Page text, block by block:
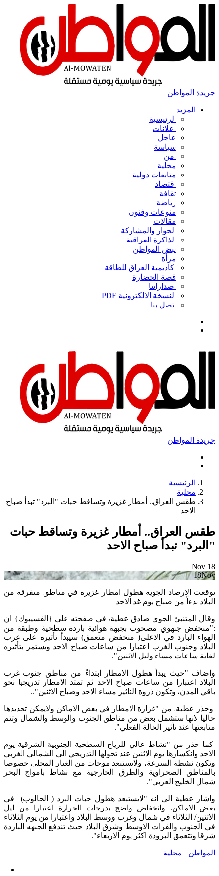
جريدة المواطن
المزيد
الرئيسية
اعلانات
عاجل
سياسة
امن
محلية
متابعات دولية
اقتصاد
ثقافة
رياضة
منوعات وفنون
مقالات
الحوار والمشاركة
الذاكرة العراقية
نبض المواطن
مرأة
اكاديمية العراق للطاقة
قصة الحضارة
اصداراتنا
النسخة الالكترونية PDF
اتصل بنا
جريدة المواطن
الرئيسية
محلية
طقس العراق.. أمطار غزيرة وتساقط حبات "البرد" تبدأ صباح
الاحد
طقس العراق.. أمطار غزيرة وتساقط حبات
"البرد" تبدأ صباح الاحد
18
Nov
18Nov
توقعت الارصاد الجوية هطول امطار غزيرة في مناطق متفرقة من
البلاد بدءاً من صباح يوم غد الاحد
وقال المتنبئ الجوي صادق عطية، في صفحته على {الفسيبوك} ان
:"منخفض جبهوي مصحوب بجبهة هوائية باردة سطحية وطبقة من
الهواء البارد في الاعلى( منخفض متعمق) سيبدأ تأثيره على غرب
البلاد وجنوب الغرب اعتبارا من ساعات صباح الاحد ويستمر بتأثيره
لغاية ساعات مساء وليل الاثنين".
واضاف "حيث يبدأ هطول الامطار ابتداءً من مناطق جنوب غرب
البلاد اعتبارا من ساعات صباح الاحد ثم تمتد الامطار تدريجيا نحو
باقي المدن، وتكون ذروة التاثير مساء الاحد وصباح الاثنين"..
وحذر عطية، من "غزارة الامطار في بعض الاماكن ولايمكن تحديدها
حاليا لانها ستشمل بعض من مناطق الجنوب والوسط والشمال وتتم
متابعتها عند تأثير الحالة الفعلي".
كما حذر من "نشاط عالي للرياح السطحية الجنوبية الشرقية يوم
الاحد وانكسارها يوم الاثنين عند تحولها التدريجي الى الشمالي الغربي
وتكون نشطة السرعة، ولايستبعد موجات من الغبار المحلي خصوصا
بالمناطق الصحراوية والطرق الخارجية مع نشاط بامواج البحر
شمال الخليج العربي".
واشار عطية الى انه "لايستبعد هطول حبات البرد ( الحالوب) في
بعض الاماكن، وانخفاض واضح بدرجات الحرارة اعتبارا من ليل
الاثنين/ الثلاثاء في شمال وغرب ووسط البلاد واعتبارا من يوم الثلاثاء
في الجنوب والفرات الاوسط وشرق البلاد حيث تندفع الجبهه الباردة
شرقا وتتعمق البرودة اكثر يوم الاربعاء".
المواطن - محلية